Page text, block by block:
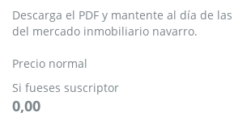
Descarga el PDF y mantente al día de
del mercado inmobiliario navarro.
Precio normal
Si fueses suscriptor
0,00